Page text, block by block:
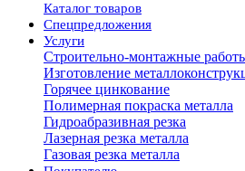
Каталог товаров
Спецпредложения
Услуги
Строительно-монтажные
Изготовление
Горячее цинкование
Полимерная покраска металла
Гидроабразивная резка
Лазерная резка металла
Газовая резка металла